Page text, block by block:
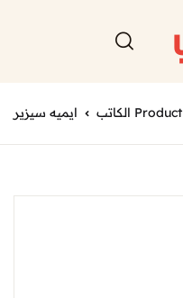
Product الكاتب ايميه سيزير